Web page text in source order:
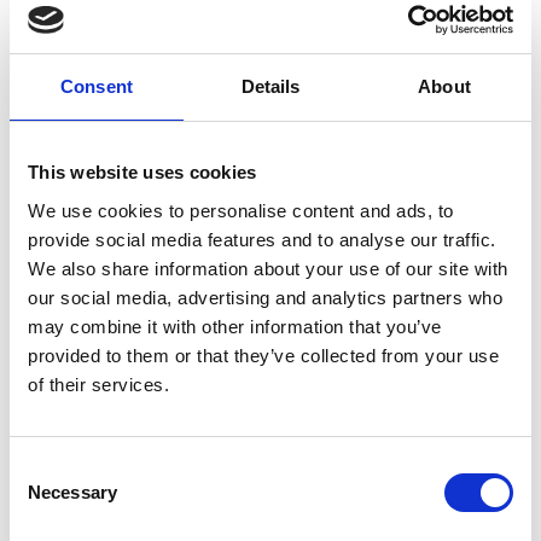
Consent Details About
This website uses cookies
We use cookies to personalise content and ads, to
provide social media features and to analyse our traffic.
We also share information about your use of our site with
our social media, advertising and analytics partners who
may combine it with other information that you’ve
provided to them or that they’ve collected from your use
of their services.
Selection
Necessary
considerados importantes y más implantados son,
realmente, los básicos, es decir, el volumen de
cargos y la cartera de cargos. Otros, como el DDO
implantados, del mismo modo que sucede con la
sencillamente, porque las empresas carecen de
herramientas y procesos establecidos para ello.
Retomar el control en los
cargos
una solución de automatización de la gestión de
Manager OTC (